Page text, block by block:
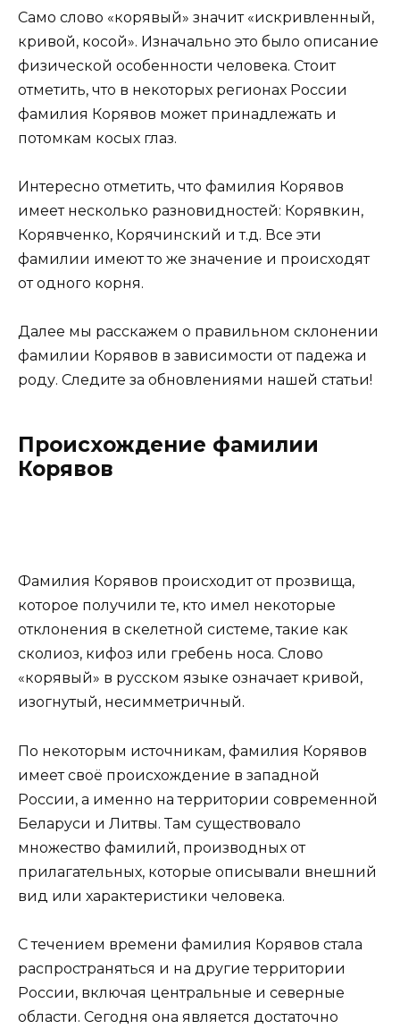
Само слово «корявый» значит «искривленный,
кривой, косой». Изначально это было описание
физической особенности человека. Стоит
отметить, что в некоторых регионах России
фамилия Корявов может принадлежать и
потомкам косых глаз.
Интересно отметить, что фамилия Корявов
имеет несколько разновидностей: Корявкин,
Корявченко, Корячинский и т.д. Все эти
фамилии имеют то же значение и происходят
от одного корня.
Далее мы расскажем о правильном склонении
фамилии Корявов в зависимости от падежа и
роду. Следите за обновлениями нашей статьи!
Происхождение фамилии
Корявов
Фамилия Корявов происходит от прозвища,
которое получили те, кто имел некоторые
отклонения в скелетной системе, такие как
сколиоз, кифоз или гребень носа. Слово
«корявый» в русском языке означает кривой,
изогнутый, несимметричный.
По некоторым источникам, фамилия Корявов
имеет своё происхождение в западной
России, а именно на территории современной
Беларуси и Литвы. Там существовало
множество фамилий, производных от
прилагательных, которые описывали внешний
вид или характеристики человека.
С течением времени фамилия Корявов стала
распространяться и на другие территории
России, включая центральные и северные
области. Сегодня она является достаточно